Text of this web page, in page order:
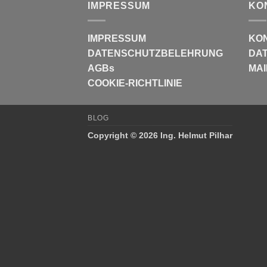
IMPRESSUM
IMPRESSUM
DATENSCHUTZBELEHRUNG
AGBs
COOKIE-RICHTLINIE
BLOG
Copyright © 2026 Ing. Helmut Pilhar